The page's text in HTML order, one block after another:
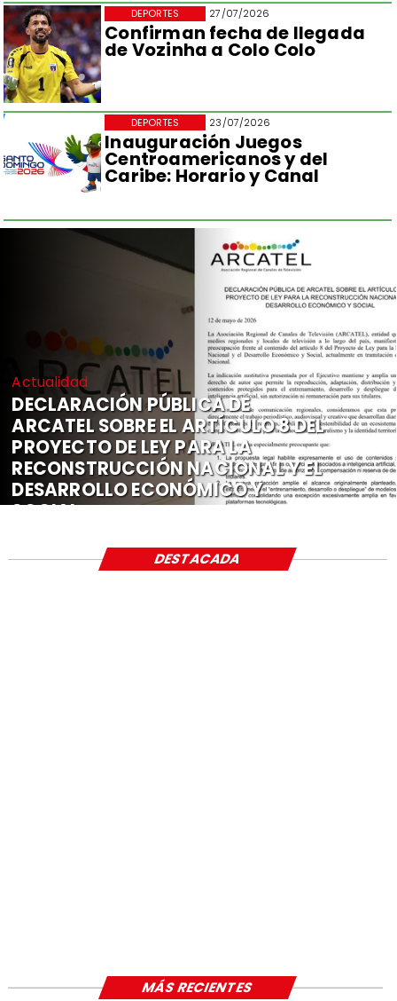
27/07/2026
Confirman fecha de llegada
de Vozinha a Colo Colo
DEPORTES
23/07/2026
Inauguración Juegos
Centroamericanos y del
Caribe: Horario y Canal
DEPORTES
Actualidad
DECLARACIÓN PÚBLICA DE
ARCATEL SOBRE EL ARTÍCULO 8 DEL
PROYECTO DE LEY PARA LA
RECONSTRUCCIÓN NACIONAL Y EL
DESARROLLO ECONÓMICO Y
SOCIAL
DESTACADA
MÁS RECIENTES